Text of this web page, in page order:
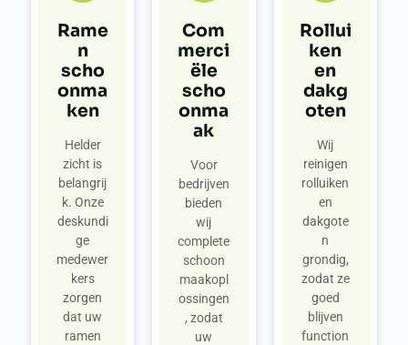
Rame
n
scho
onma
ken
Helder
zicht is
belangrij
k. Onze
deskundi
ge
medewer
kers
zorgen
dat uw
ramen
Com
merci
ële
scho
onma
ak
Voor
bedrijven
bieden
wij
complete
schoon
maakopl
ossingen
, zodat
uw
Rollui
ken
en
dakg
oten
Wij
reinigen
rolluiken
en
dakgote
n
grondig,
zodat ze
goed
blijven
function